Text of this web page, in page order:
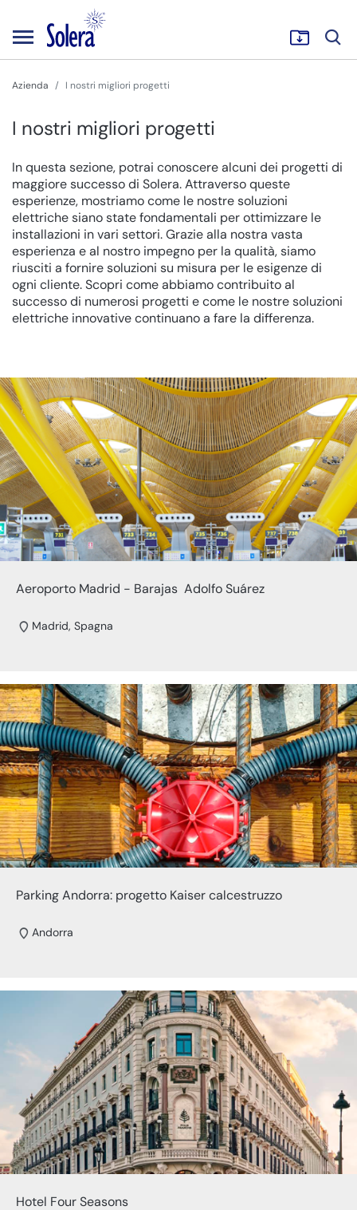
Azienda I nostri migliori progetti
I nostri migliori progetti
In questa sezione, potrai conoscere alcuni dei progetti di
maggiore successo di Solera. Attraverso queste
esperienze, mostriamo come le nostre soluzioni
elettriche siano state fondamentali per ottimizzare le
installazioni in vari settori. Grazie alla nostra vasta
esperienza e al nostro impegno per la qualità, siamo
riusciti a fornire soluzioni su misura per le esigenze di
ogni cliente. Scopri come abbiamo contribuito al
successo di numerosi progetti e come le nostre soluzioni
elettriche innovative continuano a fare la differenza.
Aeroporto Madrid - Barajas Adolfo Suárez
Madrid, Spagna
Parking Andorra: progetto Kaiser calcestruzzo
Andorra
Hotel Four Seasons